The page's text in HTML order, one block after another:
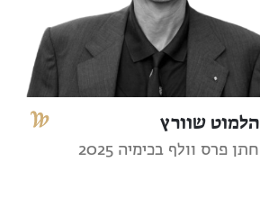
הלמוט שוורץ
חתן פרס וולף בכימיה 2025